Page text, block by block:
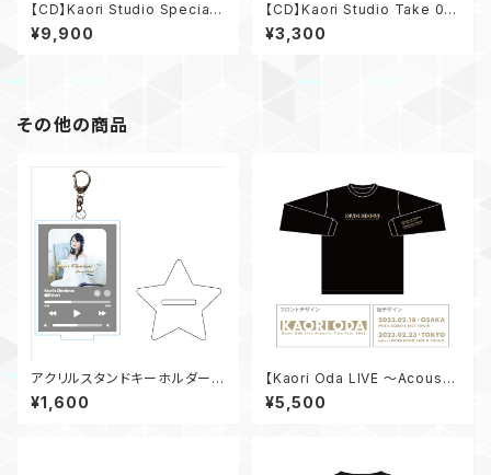
【CD】Kaori Studio Special
Set
¥9,900
【CD】Kaori Studio Take 01
～PLACE to your HEART～
¥3,300
その他の商品
アクリルスタンドキーホルダー
（ミュージックプレイヤー風・Ka
ori's Christmas ver.）
¥1,600
【Kaori Oda LIVE 〜Acoustic
Time Tour 2023〜】 ロングT
シャツ
¥5,500